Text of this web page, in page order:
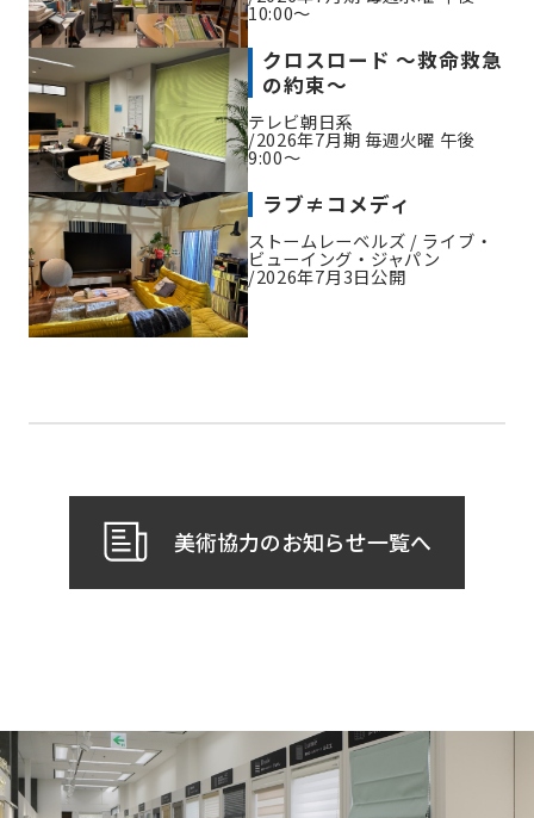
10:00～
クロスロード ～救命救急
の約束～
テレビ朝日系
2026年7月期 毎週火曜 午後
9:00～
ラブ≠コメディ
ストームレーベルズ / ライブ・
ビューイング・ジャパン
2026年7月3日公開
美術協力のお知らせ一覧へ